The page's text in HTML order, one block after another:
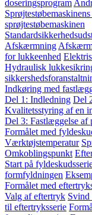
doseringsprogram
sprøjtestøbemaskinen
Afskærmning
for lukkeenhed
Hydraulisk
Indkøring med
Del 1: Indledning Del
Kvalitetsstyring af en
Del 3: Fastlæggelse af
Formålet med
Værktøjstemperatur
Omkoblingspunkt
Start på
formfyldningen
Formålet med
Valg af eftertryk Svind
til eftertryksserie